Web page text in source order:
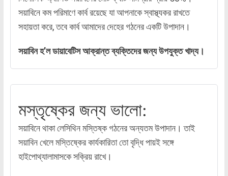
সয়াবিনে কম পরিমাণে কার্ব রয়েছে যা আপনাকে স্বাস্থ্যকর রাখতে
সহায়তা করে, তবে কার্ব আমাদের দেহের গঠনের একটি উপাদান।
সয়াবিন হ’ল ডায়াবেটিস আক্রান্ত ব্যক্তিদের জন্য উপযুক্ত খাদ্য।
মস্তৃষ্কের জন্য ভালো:
সয়াবিনে থাকা লেসিথিন মস্তিষ্ক গঠনের অন্যতম উপাদান। তাই
সয়াবিন খেলে মস্তিষ্কের কার্যকারিতা তো বৃদ্ধি পায়ই সঙ্গে
হাইপোথ্যালামাসকে সক্রিয় রাখে।